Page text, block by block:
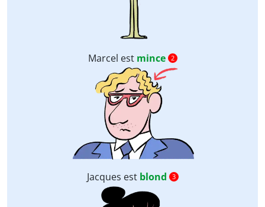
Marcel est mince 2
Jacques est blond 3